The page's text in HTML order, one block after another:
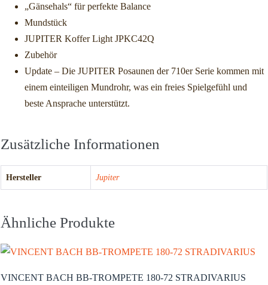
„Gänsehals“ für perfekte Balance
Mundstück
JUPITER Koffer Light JPKC42Q
Zubehör
Update – Die JUPITER Posaunen der 710er Serie kommen mit
einem einteiligen Mundrohr, was ein freies Spielgefühl und
beste Ansprache unterstützt.
Zusätzliche Informationen
Hersteller Jupiter
Ähnliche Produkte
VINCENT BACH BB-TROMPETE 180-72 STRADIVARIUS